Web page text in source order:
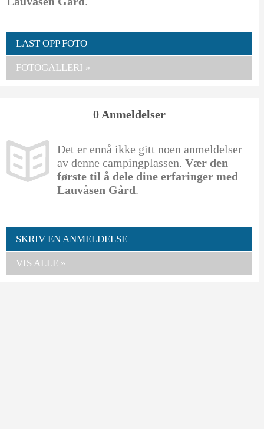
LAST OPP FOTO
FOTOGALLERI »
0 Anmeldelser
Det er ennå ikke gitt noen anmeldelser
av denne campingplassen. Vær den
første til å dele dine erfaringer med
Lauvåsen Gård.
SKRIV EN ANMELDELSE
VIS ALLE »